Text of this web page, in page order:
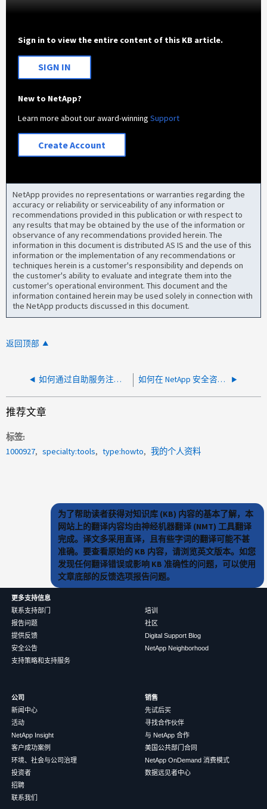
Sign in to view the entire content of this KB article.
SIGN IN
New to NetApp?
Learn more about our award-winningSupport
Create Account
NetApp provides no representations or warranties regarding the
accuracy or reliability or serviceability of any information or
recommendations provided in this publication or with respect to
any results that may be obtained by the use of the information or
observance of any recommendations provided herein. The
information in this document is distributed AS IS and the use of this
information or the implementation of any recommendations or
techniques herein is a customer's responsibility and depends on
the customer's ability to evaluate and integrate them into the
customer's operational environment. This document and the
information contained herein may be used solely in connection with
the NetApp products discussed in this document.
返回顶部
如何通过自助服务注册序列号 如何在 NetApp 安全咨询网站上搜索 CVE ID
推荐文章
标签
1000927
specialty:tools type:howto 我的个人资料
为了帮助读者获得对知识库 (KB) 内容的基本了解，本
网站上的翻译内容均由神经机器翻译 (NMT) 工具翻译
完成。译文多采用直译，且有些字词的翻译可能不甚
准确。要查看原始的 KB 内容，请浏览英文版本。如您
发现任何翻译错误或影响 KB 准确性的问题，可以使用
文章底部的反馈选项报告问题。
更多支持信息
联系支持部门
报告问题
提供反馈
安全公告
支持策略和支持服务
培训
社区
Digital Support Blog
NetApp Neighborhood
公司
新闻中心
活动
NetApp Insight
客户成功案例
环境、社会与公司治理
投资者
招聘
联系我们
销售
先试后买
寻找合作伙伴
与 NetApp 合作
美国公共部门合同
NetApp OnDemand 消费模式
数据远见者中心